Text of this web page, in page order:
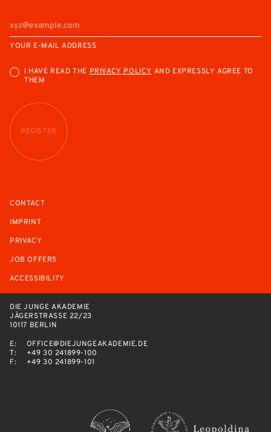
YOUR E-MAIL ADDRESS
I HAVE READ THEPRIVACY POLICY AND EXPRESSLY AGREE TO
THEM
REGISTER
CONTACT
IMPRINT
PRIVACY
JOB OFFERS
ACCESSIBILITY
DIE JUNGE AKADEMIE
JÄGERSTRASSE 22/23
10117 BERLIN
E:
OFFICE@DIEJUNGEAKADEMIE.DE
T:
+49 30 241899-100
F:
+49 30 241899-101